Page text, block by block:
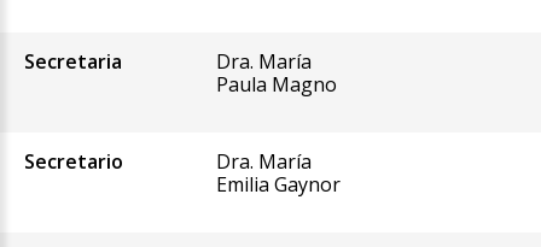
Secretaria
Dra. María
Paula Magno
Secretario
Dra. María
Emilia Gaynor